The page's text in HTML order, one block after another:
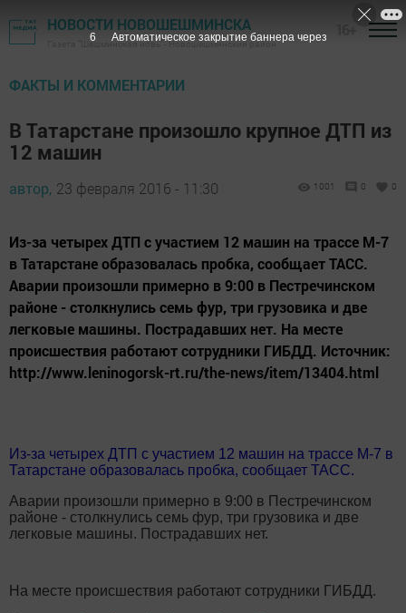
НОВОСТИ НОВОШЕШМИНСКА
Газета "Шешминская новь" - Новошешминский район
ФАКТЫ И КОММЕНТАРИИ
В Татарстане произошло крупное ДТП из
12 машин
автор, 23 февраля 2016 - 11:30 1001 0 0
Из-за четырех ДТП с участием 12 машин на трассе М-7
в Татарстане образовалась пробка, сообщает ТАСС.
Аварии произошли примерно в 9:00 в Пестречинском
районе - столкнулись семь фур, три грузовика и две
легковые машины. Пострадавших нет. На месте
происшествия работают сотрудники ГИБДД. Источник:
http://www.leninogorsk-rt.ru/the-news/item/13404.html
Из-за четырех ДТП с участием 12 машин на трассе М-7 в
Татарстане образовалась пробка, сообщает ТАСС.
Аварии произошли примерно в 9:00 в Пестречинском
районе - столкнулись семь фур, три грузовика и две
легковые машины. Пострадавших нет.
На месте происшествия работают сотрудники ГИБДД.
5 Автоматическое закрытие баннера через